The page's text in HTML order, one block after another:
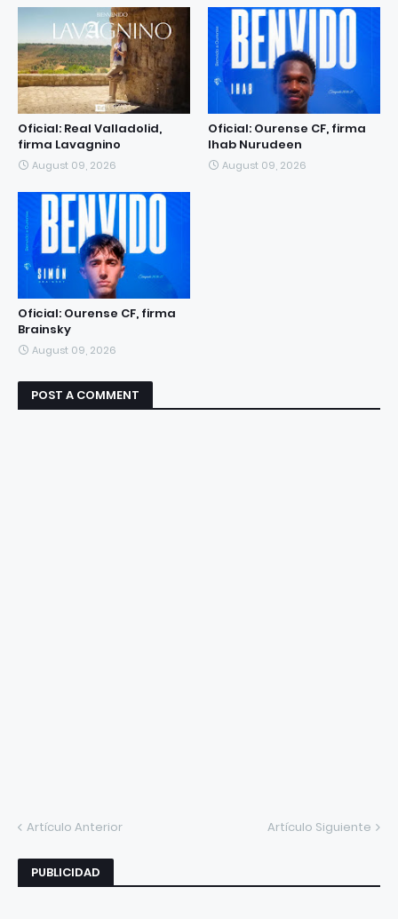
Oficial: Real Valladolid,
firma Lavagnino
August 09, 2026
Oficial: Ourense CF, firma
Ihab Nurudeen
August 09, 2026
Oficial: Ourense CF, firma
Brainsky
August 09, 2026
POST A COMMENT
Artículo Anterior Artículo Siguiente
PUBLICIDAD